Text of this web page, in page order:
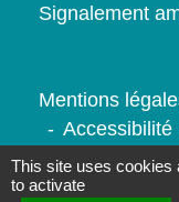
Signalement
Mentions
- Accessibilité
Gestion des
This site uses cookies
to activate